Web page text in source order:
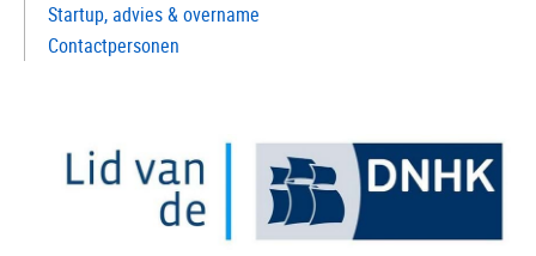
Startup, advies & overname
Contactpersonen